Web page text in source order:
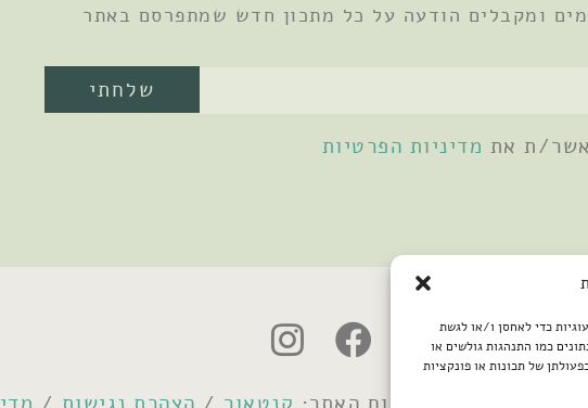
כדי לאחסן ו/או לגשת
כמו התנהגות גולשים או
של תכונות או פונקציות
ומקבלים הודעה על כל מתכון חדש שמתפרסם באתר
ת את מדיניות הפרטיות
שלחתי